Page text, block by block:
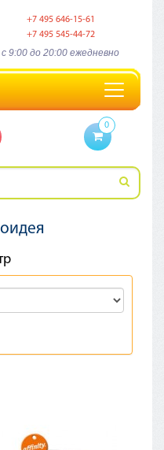
+7 495 646-15-61
+7 495 545-44-72
c 9:00 до 20:00 ежедневно
Toggle
navigation
0